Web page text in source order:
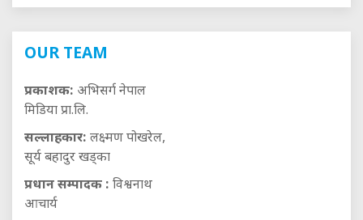
OUR TEAM
प्रकाशक: अभिसर्ग नेपाल
मिडिया प्रा.लि.
सल्लाहकार: लक्ष्मण पोखरेल,
सूर्य बहादुर खड्का
प्रधान सम्पादक : विश्वनाथ
आचार्य